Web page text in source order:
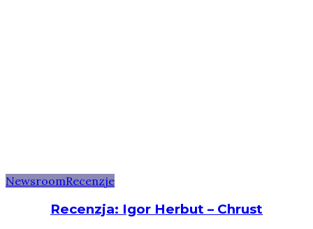
NewsroomRecenzje
Recenzja: Igor Herbut – Chrust